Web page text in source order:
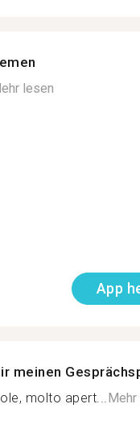
lesen
App
meinen
molto apert...